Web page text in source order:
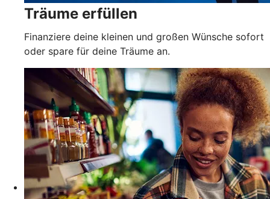
Träume erfüllen
Finanziere deine kleinen und großen Wünsche sofort
oder spare für deine Träume an.